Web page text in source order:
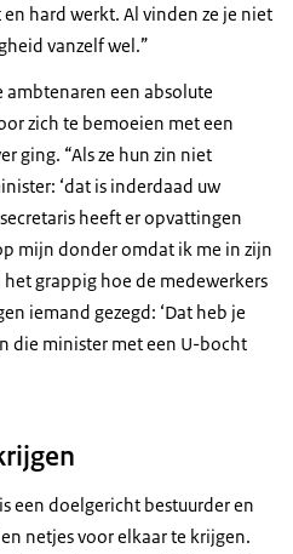
hard werkt. Al vinden ze je niet
vanzelf wel.”
een absolute
zich te bemoeien met een
ging. “Als ze hun zin niet
‘dat is inderdaad uw
heeft er opvattingen
mijn donder omdat ik me in zijn
grappig hoe de medewerkers
iemand gezegd: ‘Dat heb je
die minister met een U-bocht
een doelgericht bestuurder en
netjes voor elkaar te krijgen.